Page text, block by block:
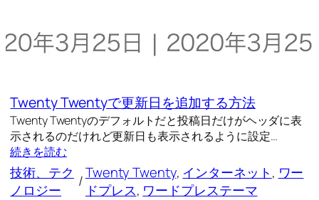
Twenty Twentyで更新日を追加する方法
Twenty Twentyのデフォルトだと投稿日だけがヘッダに表
示されるのだけれど更新日も表示されるように設定…
続きを読む
技術、テク
ノロジー
/Twenty Twenty, インターネット, ワー
ドプレス, ワードプレステーマ